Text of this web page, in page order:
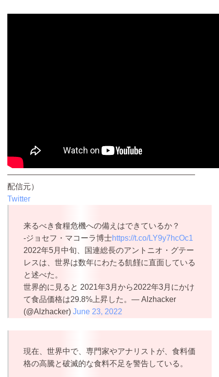
————————————————————————
配信元）
Twitter
来るべき食糧危機への備えはできているか？
-ジョセフ・マコーラ博士https://t.co/LY9y7hcOc1
2022年5月中旬、国連総長のアントニオ・グテー
レスは、世界は数年にわたる飢饉に直面している
と述べた。
世界的に見ると 2021年3月から2022年3月にかけ
て食品価格は29.8%上昇した。— Alzhacker
(@Alzhacker) June 23, 2022
現在、世界中で、専門家やアナリストが、食料価
格の高騰と破滅的な食料不足を警告している。